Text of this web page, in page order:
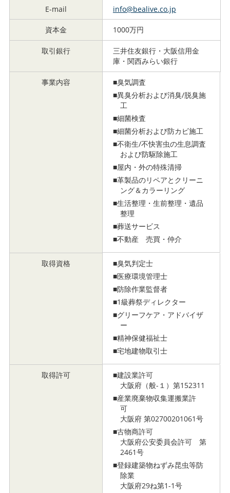
E-mail info@bealive.co.jp
資本金 1000万円
取引銀行
三井住友銀行・大阪信用金
庫・関西みらい銀行
事業内容
■臭気調査
■異臭分析および消臭/脱臭施
工
■細菌検査
■細菌分析および防カビ施工
■不衛生/不快害虫の生息調査
および防駆除施工
■屋内・外の特殊清掃
■革製品のリペアとクリーニ
ング＆カラーリング
■生活整理・生前整理・遺品
整理
■葬送サービス
■不動産 売買・仲介
取得資格
■臭気判定士
■医療環境管理士
■防除作業監督者
■1級葬祭ディレクター
■グリーフケア・アドバイザ
ー
■精神保健福祉士
■宅地建物取引士
取得許可
■建設業許可
大阪府（般-１）第152311
■産業廃棄物収集運搬業許
可
大阪府 第02700201061号
■古物商許可
大阪府公安委員会許可 第
2461号
■登録建築物ねずみ昆虫等防
除業
大阪府29ね第1-1号